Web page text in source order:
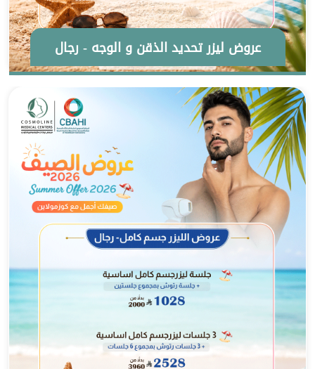
عروض ليزر تحديد الذقن و الوجه - رجال